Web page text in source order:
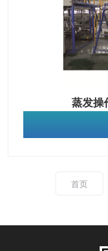
蒸发操
首页